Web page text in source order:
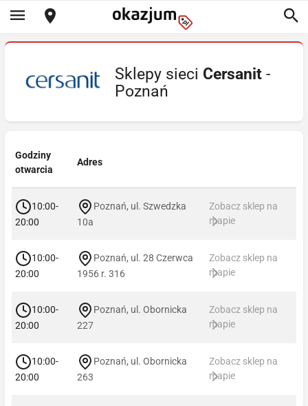
Sklepy sieci Cersanit -
Poznań
Godziny
otwarcia
Adres
10:00-
20:00
Poznań, ul. Szwedzka
10a
Zobacz sklep na
mapie
10:00-
20:00
Poznań, ul. 28 Czerwca
1956 r. 316
Zobacz sklep na
mapie
10:00-
20:00
Poznań, ul. Obornicka
227
Zobacz sklep na
mapie
10:00-
20:00
Poznań, ul. Obornicka
263
Zobacz sklep na
mapie